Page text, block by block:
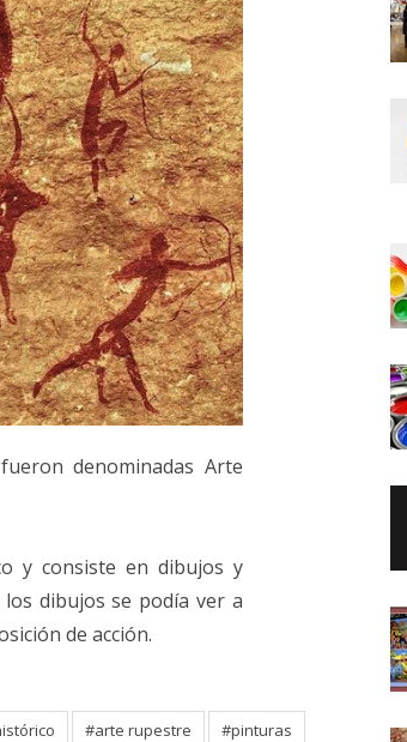
denominadas Arte
y consiste en dibujos y
dibujos se podía ver a
de acción.
#arte rupestre
#pinturas